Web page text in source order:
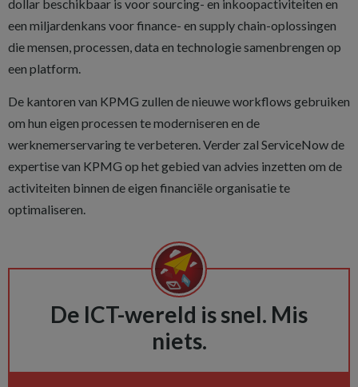
dollar beschikbaar is voor sourcing- en inkoopactiviteiten en
een miljardenkans voor finance- en supply chain-oplossingen
die mensen, processen, data en technologie samenbrengen op
een platform.
De kantoren van KPMG zullen de nieuwe workflows gebruiken
om hun eigen processen te moderniseren en de
werknemerservaring te verbeteren. Verder zal ServiceNow de
expertise van KPMG op het gebied van advies inzetten om de
activiteiten binnen de eigen financiële organisatie te
optimaliseren.
De ICT-wereld is snel. Mis
niets.